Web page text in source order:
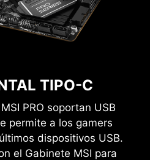
TIPO-C
PRO soportan USB
permite a los gamers
dispositivos USB.
el Gabinete MSI para
AMPLIADOS PARA
EXPO preestablecido y
la memoria DDR